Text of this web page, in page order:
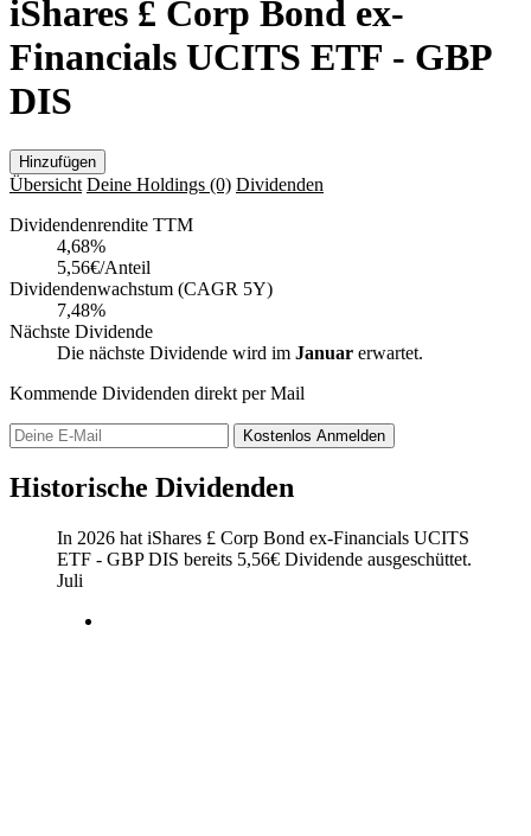
iShares £ Corp Bond ex-
Financials UCITS ETF - GBP
DIS
Hinzufügen
Übersicht Deine Holdings (0) Dividenden
Dividendenrendite TTM
4,68%
5,56€/Anteil
Dividendenwachstum (CAGR 5Y)
7,48%
Nächste Dividende
Die nächste Dividende wird im Januar erwartet.
Kommende Dividenden direkt per Mail
Kostenlos Anmelden
Historische Dividenden
In 2026 hat iShares £ Corp Bond ex-Financials UCITS
ETF - GBP DIS bereits 5,56€ Dividende ausgeschüttet.
Juli